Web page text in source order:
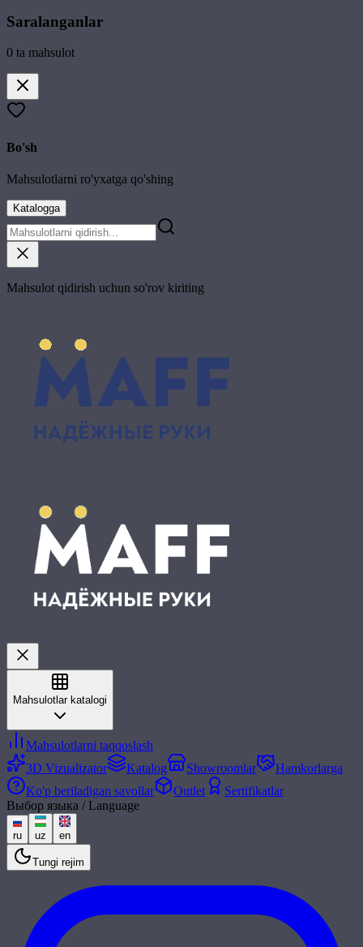
Saralanganlar
0 ta mahsulot
Bo'sh
Mahsulotlarni ro'yxatga qo'shing
Katalogga
Mahsulot qidirish uchun so'rov kiriting
Mahsulotlar katalogi
Mahsulotlarni taqqoslash
3D Vizualizator
Katalog Showroomlar
Hamkorlarga
Ko'p beriladigan savollar
Outlet
Sertifikatlar
Выбор языка / Language
ru uz en
Tungi rejim